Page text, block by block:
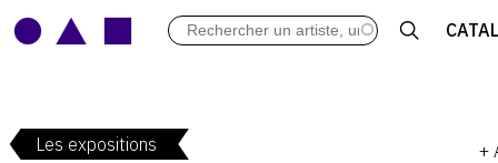
ARCHIVES DES EXPOSITIONS
Les expositions +